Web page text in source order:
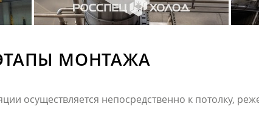
МОНТАЖА
осуществляется непосредственно к потолку,